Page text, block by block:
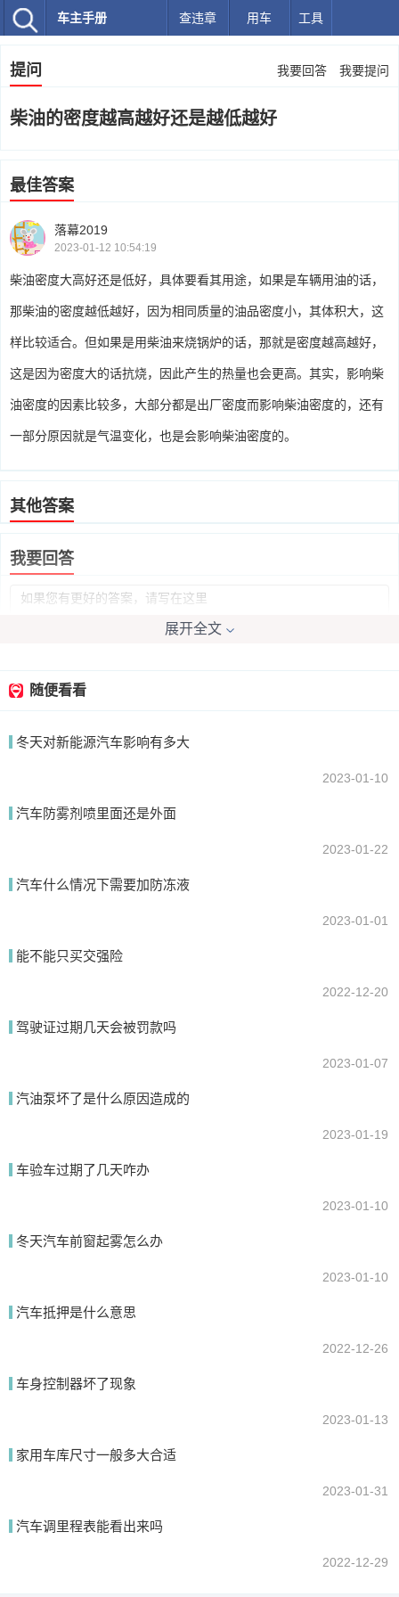
车主手册 查违章 用车 工具
提问 我要回答 我要提问
柴油的密度越高越好还是越低越好
最佳答案
落幕2019
2023-01-12 10:54:19
柴油密度大高好还是低好，具体要看其用途，如果是车辆用油的话，
那柴油的密度越低越好，因为相同质量的油品密度小，其体积大，这
样比较适合。但如果是用柴油来烧锅炉的话，那就是密度越高越好，
这是因为密度大的话抗烧，因此产生的热量也会更高。其实，影响柴
油密度的因素比较多，大部分都是出厂密度而影响柴油密度的，还有
一部分原因就是气温变化，也是会影响柴油密度的。
其他答案
我要回答
提交
展开全文
随便看看
冬天对新能源汽车影响有多大
2023-01-10
汽车防雾剂喷里面还是外面
2023-01-22
汽车什么情况下需要加防冻液
2023-01-01
能不能只买交强险
2022-12-20
驾驶证过期几天会被罚款吗
2023-01-07
汽油泵坏了是什么原因造成的
2023-01-19
车验车过期了几天咋办
2023-01-10
冬天汽车前窗起雾怎么办
2023-01-10
汽车抵押是什么意思
2022-12-26
车身控制器坏了现象
2023-01-13
家用车库尺寸一般多大合适
2023-01-31
汽车调里程表能看出来吗
2022-12-29